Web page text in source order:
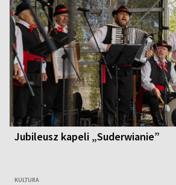
Jubileusz kapeli „Suderwianie”
KULTURA